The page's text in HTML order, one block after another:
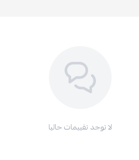
لا توجد تقييمات حاليا